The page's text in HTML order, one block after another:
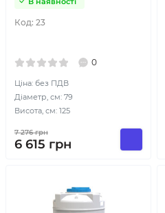
Код: 23
0
Ціна: без ПДВ
Діаметр, см: 79
Висота, см: 125
7 276грн
6 615 грн